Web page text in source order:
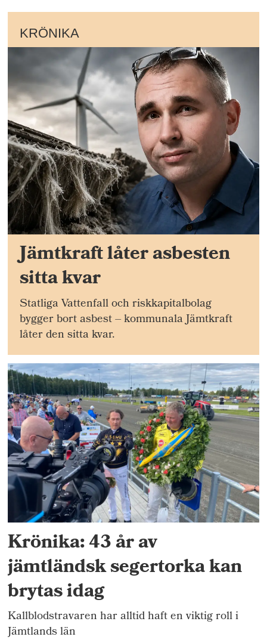
KRÖNIKA
Jämtkraft låter asbesten
sitta kvar
Statliga Vattenfall och riskkapitalbolag
bygger bort asbest – kommunala Jämtkraft
låter den sitta kvar.
Krönika: 43 år av
jämtländsk segertorka kan
brytas idag
Kallblodstravaren har alltid haft en viktig roll i
Jämtlands län